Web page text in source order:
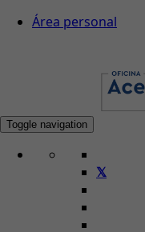
Área personal
Toggle navigation